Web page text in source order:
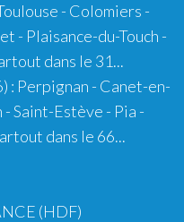
- Colomiers -
- Plaisance-du-Touch -
dans le 31...
: Perpignan - Canet-en-
Saint-Estève - Pia -
dans le 66...
(HDF)